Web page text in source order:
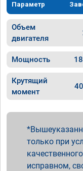
Параметр
Объем
двигателя
Мощность
Крутящий
момент
только при
исправном,